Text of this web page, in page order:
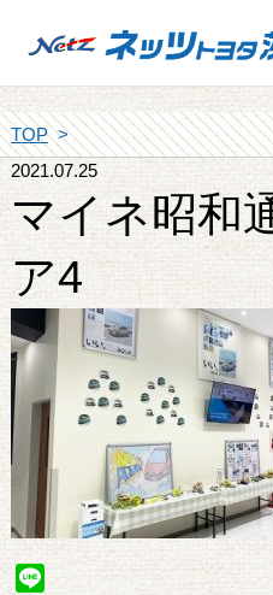
TOP
2021.07.25
マイネ昭和
ア4
Line